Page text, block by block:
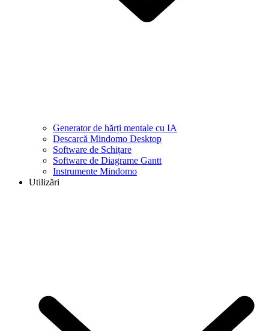
Generator de hărți mentale cu IA
Descarcă Mindomo Desktop
Software de Schițare
Software de Diagrame Gantt
Instrumente Mindomo
Utilizări